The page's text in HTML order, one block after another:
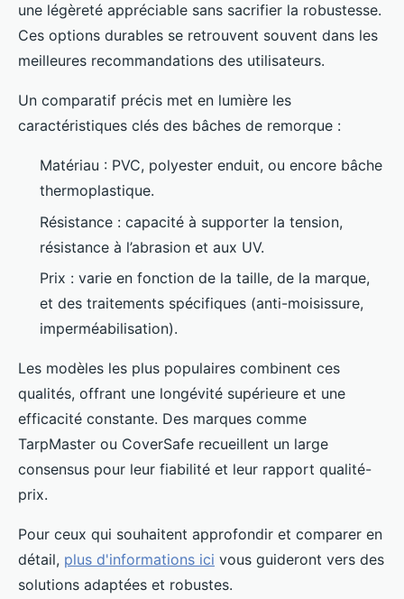
une légèreté appréciable sans sacrifier la robustesse.
Ces options durables se retrouvent souvent dans les
meilleures recommandations des utilisateurs.
Un comparatif précis met en lumière les
caractéristiques clés des bâches de remorque :
Matériau : PVC, polyester enduit, ou encore bâche
thermoplastique.
Résistance : capacité à supporter la tension,
résistance à l’abrasion et aux UV.
Prix : varie en fonction de la taille, de la marque,
et des traitements spécifiques (anti-moisissure,
imperméabilisation).
Les modèles les plus populaires combinent ces
qualités, offrant une longévité supérieure et une
efficacité constante. Des marques comme
TarpMaster ou CoverSafe recueillent un large
consensus pour leur fiabilité et leur rapport qualité-
prix.
Pour ceux qui souhaitent approfondir et comparer en
détail, plus d'informations ici vous guideront vers des
solutions adaptées et robustes.